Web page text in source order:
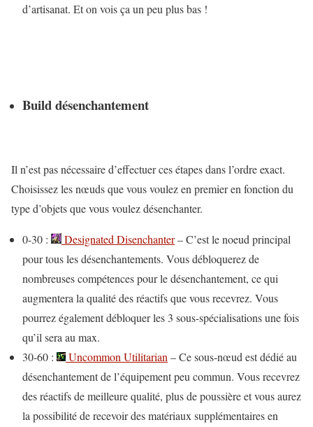
d’artisanat. Et on vois ça un peu plus bas !
Build désenchantement
Il n’est pas nécessaire d’effectuer ces étapes dans l’ordre exact.
Choisissez les nœuds que vous voulez en premier en fonction du
type d’objets que vous voulez désenchanter.
0-30 : Designated Disenchanter– C’est le noeud principal
pour tous les désenchantements. Vous débloquerez de
nombreuses compétences pour le désenchantement, ce qui
augmentera la qualité des réactifs que vous recevrez. Vous
pourrez également débloquer les 3 sous-spécialisations une fois
qu’il sera au max.
30-60 :
Uncommon Utilitarian– Ce sous-nœud est dédié au
désenchantement de l’équipement peu commun. Vous recevrez
des réactifs de meilleure qualité, plus de poussière et vous aurez
la possibilité de recevoir des matériaux supplémentaires en